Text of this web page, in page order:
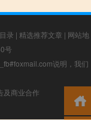
录 | 精选推荐文章 | 网站地
号
说明，我们
及商业合作